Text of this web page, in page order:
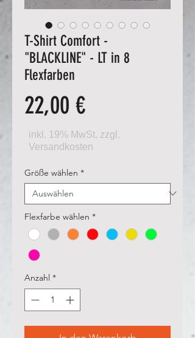
T-Shirt Comfort -
"BLACKLINE" - LT in 8
Flexfarben
22,00 €Preis
Größe wählen *
Flexfarbe wählen *
Anzahl *